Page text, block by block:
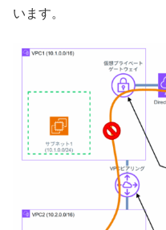
います。